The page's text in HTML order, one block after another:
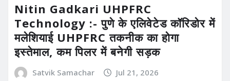
Nitin Gadkari UHPFRC
Technology :- पुणे के एलिवेटेड कॉरिडोर में
मलेशियाई UHPFRC तकनीक का होगा
इस्तेमाल, कम पिलर में बनेगी सड़क
Satvik Samachar Jul 21, 2026